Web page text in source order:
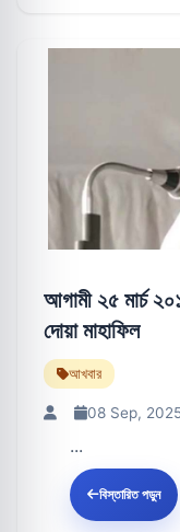
আগামী ২৫ মার্চ
দোয়া মাহাফিল
আখবার
08 Sep,
...
বিস্তারিত পড়ুন